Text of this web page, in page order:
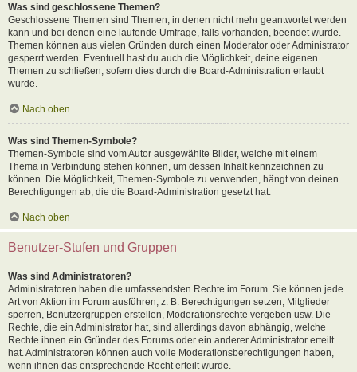
Was sind geschlossene Themen?
Geschlossene Themen sind Themen, in denen nicht mehr geantwortet werden
kann und bei denen eine laufende Umfrage, falls vorhanden, beendet wurde.
Themen können aus vielen Gründen durch einen Moderator oder Administrator
gesperrt werden. Eventuell hast du auch die Möglichkeit, deine eigenen
Themen zu schließen, sofern dies durch die Board-Administration erlaubt
wurde.
Nach oben
Was sind Themen-Symbole?
Themen-Symbole sind vom Autor ausgewählte Bilder, welche mit einem
Thema in Verbindung stehen können, um dessen Inhalt kennzeichnen zu
können. Die Möglichkeit, Themen-Symbole zu verwenden, hängt von deinen
Berechtigungen ab, die die Board-Administration gesetzt hat.
Nach oben
Benutzer-Stufen und Gruppen
Was sind Administratoren?
Administratoren haben die umfassendsten Rechte im Forum. Sie können jede
Art von Aktion im Forum ausführen; z. B. Berechtigungen setzen, Mitglieder
sperren, Benutzergruppen erstellen, Moderationsrechte vergeben usw. Die
Rechte, die ein Administrator hat, sind allerdings davon abhängig, welche
Rechte ihnen ein Gründer des Forums oder ein anderer Administrator erteilt
hat. Administratoren können auch volle Moderationsberechtigungen haben,
wenn ihnen das entsprechende Recht erteilt wurde.